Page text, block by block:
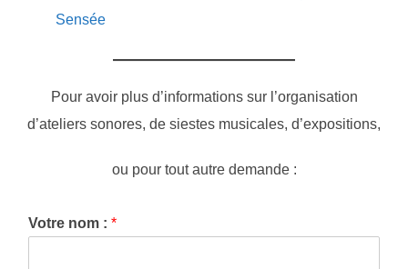
Sensée
Pour avoir plus d’informations sur l’organisation
d’ateliers sonores, de siestes musicales, d’expositions,
ou pour tout autre demande :
Votre nom : *